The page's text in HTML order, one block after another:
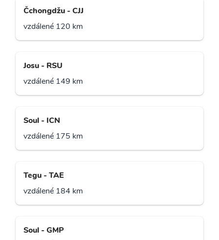
Čchongdžu - CJJ
vzdálené 120 km
Josu - RSU
vzdálené 149 km
Soul - ICN
vzdálené 175 km
Tegu - TAE
vzdálené 184 km
Soul - GMP